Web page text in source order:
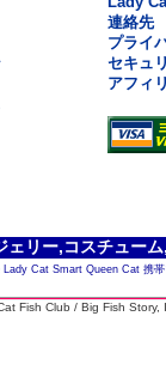
連絡先
プライ
セキュ
アフィ
ェリー,コスチュー
Lady Cat Smart Queen Cat 携
Fish Club / Big Fish Story,